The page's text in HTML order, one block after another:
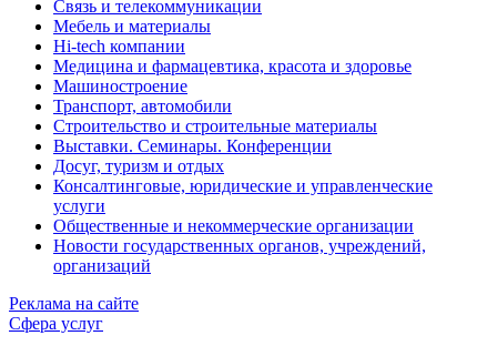
Связь и телекоммуникации
Мебель и материалы
Hi-tech компании
Медицина и фармацевтика, красота и здоровье
Машиностроение
Транспорт, автомобили
Строительство и строительные материалы
Выставки. Семинары. Конференции
Досуг, туризм и отдых
Консалтинговые, юридические и управленческие
услуги
Общественные и некоммерческие организации
Новости государственных органов, учреждений,
организаций
Реклама на сайте
Сфера услуг